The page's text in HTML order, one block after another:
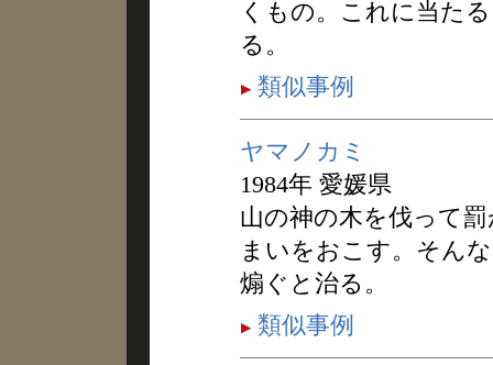
くもの。これに当た
る。
類似事例
ヤマノカミ
1984年 愛媛県
山の神の木を伐って
まいをおこす。そん
煽ぐと治る。
類似事例